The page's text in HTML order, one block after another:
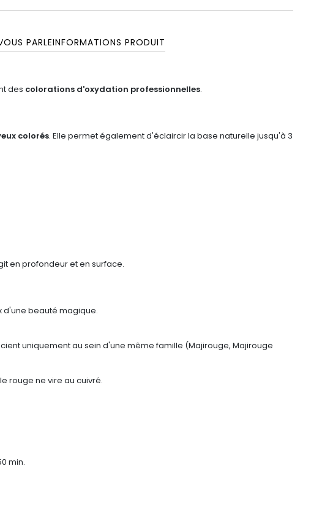
PARLEINFORMATIONS PRODUIT
des colorations d'oxydation professionnelles.
colorés. Elle permet également d'éclaircir la base naturelle jusqu'à 3
en profondeur et en surface.
d'une beauté magique.
uniquement au sein d'une même famille (Majirouge, Majirouge
rouge ne vire au cuivré.
min.